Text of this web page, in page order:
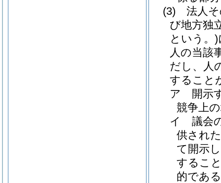
(3)
法人
び地方独
という。)
人の当該
だし、人
すること
ア
開示
競争上
イ
議会
供され
て開示
するこ
的であ